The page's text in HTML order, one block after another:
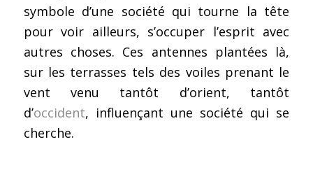
symbole d’une société qui tourne la tête
pour voir ailleurs, s’occuper l’esprit avec
autres choses. Ces antennes plantées là,
sur les terrasses tels des voiles prenant le
vent venu tantôt d’orient, tantôt
d’occident, influençant une société qui se
cherche.